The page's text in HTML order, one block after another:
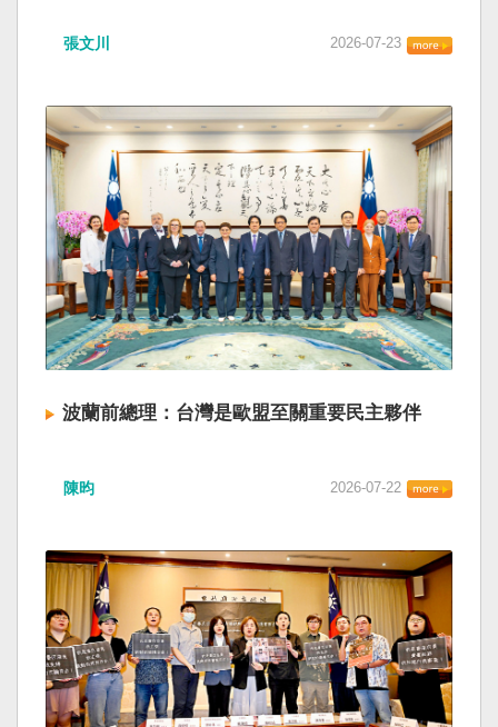
張文川 2026-07-23
波蘭前總理：台灣是歐盟至關重要民主夥伴
陳昀 2026-07-22